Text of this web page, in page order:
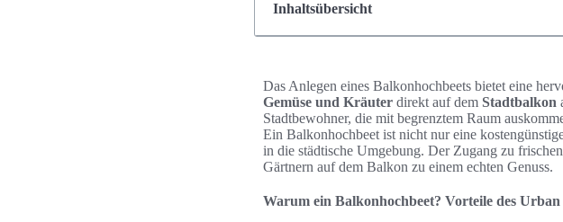
Inhaltsübersicht
Das Anlegen eines Balkonhochbeets bietet eine
Gemüse und Kräuter direkt auf dem Stadtbalkon
Stadtbewohner, die mit begrenztem Raum
Ein Balkonhochbeet ist nicht nur eine
in die städtische Umgebung. Der Zugang zu
Gärtnern auf dem Balkon zu einem echten Genuss.
Warum ein Balkonhochbeet? Vorteile des